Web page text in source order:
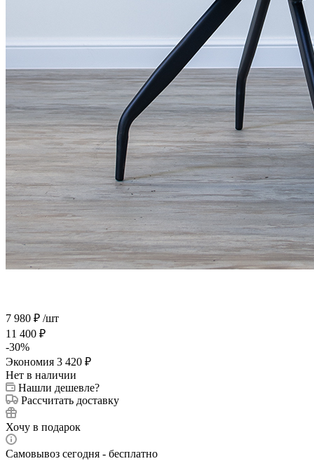
7 980 ₽ /шт
11 400 ₽
-30%
Экономия 3 420 ₽
Нет в наличии
Нашли дешевле?
Рассчитать доставку
Хочу в подарок
Самовывоз сегодня - бесплатно